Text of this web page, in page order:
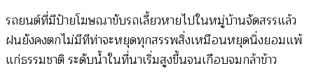
รถยนต์ที่มีป้ายโฆษณาขับรถเลี้ยวหายไปในหมู่บ้านจัดสรรแล้ว
ฝนยังคงตกไม่มีทีท่าจะหยุดทุกสรรพสิ่งเหมือนหยุดนิ่งยอมแพ้
แก่ธรรมชาติ ระดับน้ำในที่นาเริ่มสูงขึ้นจนเกือบจมกล้าข้าว